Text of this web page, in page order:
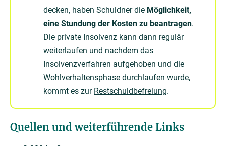
decken, haben Schuldner die Möglichkeit,
eine Stundung der Kosten zu beantragen.
Die private Insolvenz kann dann regulär
weiterlaufen und nachdem das
Insolvenzverfahren aufgehoben und die
Wohlverhaltensphase durchlaufen wurde,
kommt es zur Restschuldbefreiung.
Quellen und weiterführende Links